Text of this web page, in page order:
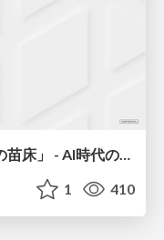
個人開発で育てる「大規模設計の苗床」 - AI時代の1人開発から始める業務への知識接続 / The Seedbed for Large-Scale Design - From AI-Era Solo Projects to Professional Knowledge
1 410